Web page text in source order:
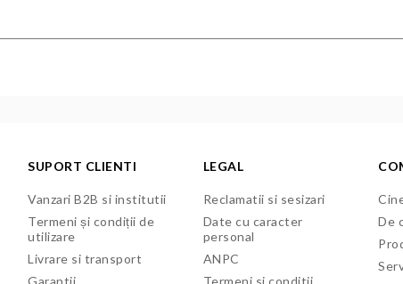
SUPORT CLIENTI
Vanzari B2B si institutii
Termeni și condiții de
utilizare
Livrare si transport
Garantii
LEGAL
Reclamatii si sesizari
Date cu caracter
personal
ANPC
Termeni si conditii
De